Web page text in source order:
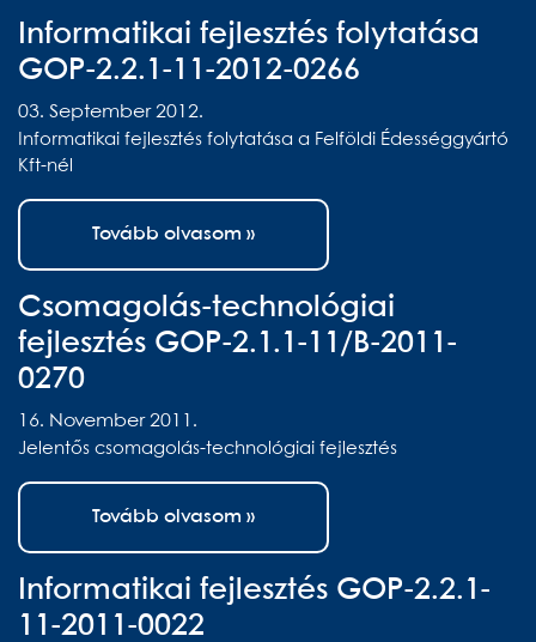
Informatikai fejlesztés folytatása
GOP-2.2.1-11-2012-0266
03. September 2012.
Informatikai fejlesztés folytatása a Felföldi Édességgyártó
Kft-nél
Tovább olvasom »
Csomagolás-technológiai
fejlesztés GOP-2.1.1-11/B-2011-
0270
16. November 2011.
Jelentős csomagolás-technológiai fejlesztés
Tovább olvasom »
Informatikai fejlesztés GOP-2.2.1-
11-2011-0022